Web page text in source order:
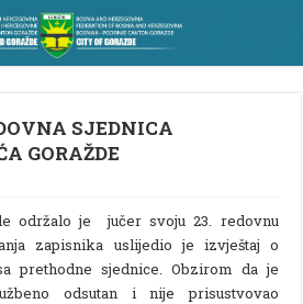
SJEDNICA
GORAŽDE
održalo je jučer svoju 23. redovnu
zapisnika uslijedio je izvještaj o
prethodne sjednice. Obzirom da je
odsutan i nije prisustvovao